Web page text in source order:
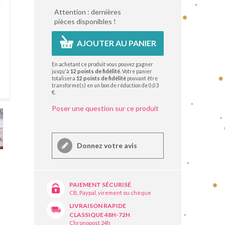
Attention : dernières
pièces disponibles !
AJOUTER AU PANIER
En achetant ce produit vous pouvez gagner
jusqu'à12 points de fidélité . Votre panier
totalisera12 points de fidélité pouvant être
transformé(s) en un bon de réduction de0,03
€
Poser une question sur ce produit
Donnez votre avis
PAIEMENT SÉCURISÉ
CB, Paypal, virement ou chèque
LIVRAISON RAPIDE
CLASSIQUE 48H-72H
Chronopost 24h